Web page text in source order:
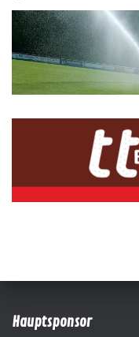
Hauptsponsor